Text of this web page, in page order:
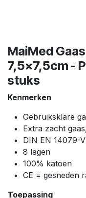
MaiMed
7,5x7,5cm -
stuks
Kenmerken
Gebruiksklare
Extra zacht
DIN EN 14079-
8 lagen
100% katoen
CE = gesneden
Toepassing